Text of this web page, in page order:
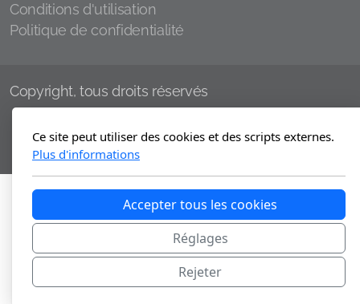
Conditions d'utilisation
Politique de confidentialité
Copyright, tous droits réservés
Ce site peut utiliser des cookies et des scripts externes.
Plus d'informations
Accepter tous les cookies
Réglages
Rejeter